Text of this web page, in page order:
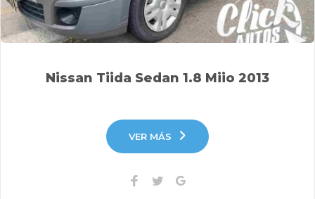
Nissan Tiida Sedan 1.8 Miio 2013
VER MÁS
Facebook
Twitter